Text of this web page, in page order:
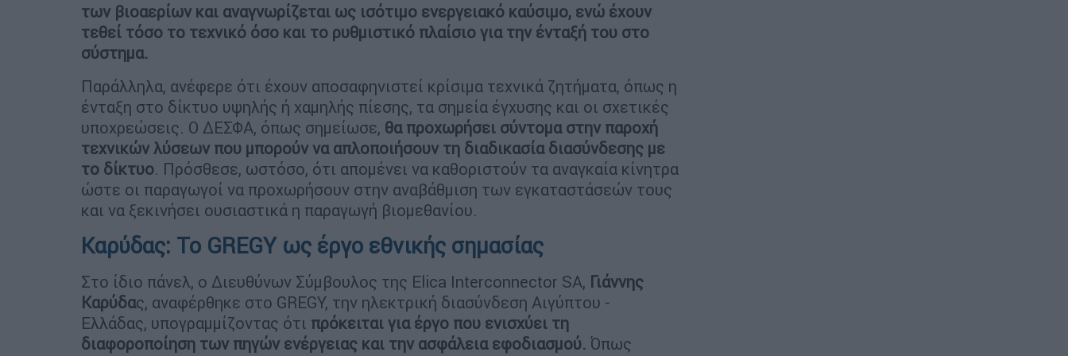
των βιοαερίων και αναγνωρίζεται ως ισότιμο ενεργειακό καύσιμο, ενώ έχουν
τεθεί τόσο το τεχνικό όσο και το ρυθμιστικό πλαίσιο για την ένταξή του στο
σύστημα.
Παράλληλα, ανέφερε ότι έχουν αποσαφηνιστεί κρίσιμα τεχνικά ζητήματα, όπως η
ένταξη στο δίκτυο υψηλής ή χαμηλής πίεσης, τα σημεία έγχυσης και οι σχετικές
υποχρεώσεις. Ο ΔΕΣΦΑ, όπως σημείωσε, θα προχωρήσει σύντομα στην παροχή
τεχνικών λύσεων που μπορούν να απλοποιήσουν τη διαδικασία διασύνδεσης με
το δίκτυο. Πρόσθεσε, ωστόσο, ότι απομένει να καθοριστούν τα αναγκαία κίνητρα
ώστε οι παραγωγοί να προχωρήσουν στην αναβάθμιση των εγκαταστάσεών τους
και να ξεκινήσει ουσιαστικά η παραγωγή βιομεθανίου.
Καρύδας: Το GREGY ως έργο εθνικής σημασίας
Στο ίδιο πάνελ, ο Διευθύνων Σύμβουλος της Elica Interconnector SA, Γιάννης
Καρύδας, αναφέρθηκε στο GREGY, την ηλεκτρική διασύνδεση Αιγύπτου -
Ελλάδας, υπογραμμίζοντας ότι πρόκειται για έργο που ενισχύει τη
διαφοροποίηση των πηγών ενέργειας και την ασφάλεια εφοδιασμού. Όπως